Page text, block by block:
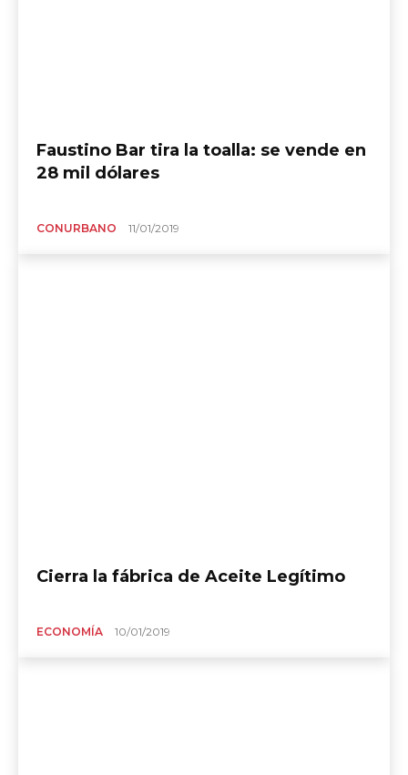
Faustino Bar tira la toalla: se vende en
28 mil dólares
CONURBANO 11/01/2019
Cierra la fábrica de Aceite Legítimo
ECONOMÍA 10/01/2019